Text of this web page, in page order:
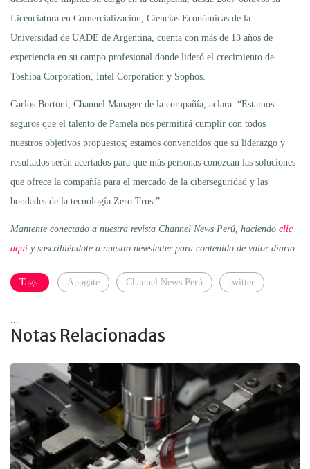
Licenciatura en Comercialización, Ciencias Económicas de la
Universidad de UADE de Argentina, cuenta con más de 13 años de
experiencia en su campo profesional donde lideró el crecimiento de
Toshiba Corporation, Intel Corporation y Sophos.
Carlos Bortoni, Channel Manager de la compañía, aclara: “Estamos
seguros que el talento de Pamela nos permitirá cumplir con todos
nuestros objetivos propuestos; estamos convencidos que su liderazgo y
resultados serán acertados para que más personas conozcan las soluciones
que ofrece la compañía para el mercado de la ciberseguridad y las
bondades de la tecnología Zero Trust”.
Mantente conectado a nuestra revista Channel News Perú, haciendo clic
aquíy suscribiéndote a nuestro newsletter para contenido de valor diario.
Tags: Appgate Channel News Perú twitter
Notas Relacionadas